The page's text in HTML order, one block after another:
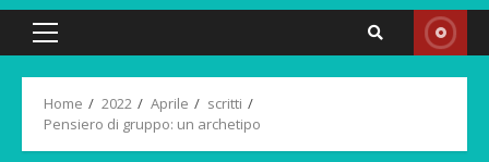
Primary
Home 2022 Aprile
scritti
Pensiero di gruppo: un archetipo